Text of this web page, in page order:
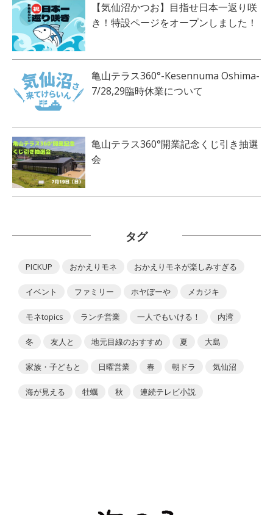
【気仙沼かつお】目指せ日本一返り咲
き！特設ページをオープンしました！
亀山テラス360°-Kesennuma Oshima-
7/28,29臨時休業について
亀山テラス360°開業記念くじ引き抽選
会
タグ
PICKUP おかえりモネ おかえりモネが楽しみすぎる
イベント ファミリー ホヤぼーや メカジキ
モネtopics ランチ営業 一人でもいける！ 内湾
冬 友人と 地元目線のおすすめ 夏 大島
家族・子どもと 日曜営業 春 朝ドラ 気仙沼
海が見える 牡蠣 秋 連続テレビ小説